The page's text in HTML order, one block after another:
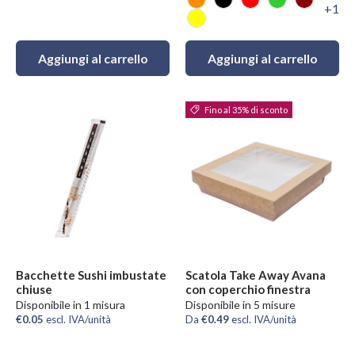
Aggiungi al carrello
Arancio Verde Mela
Giallo
+1
Aggiungi al carrello
Bacchette Sushi imbustate
chiuse
Disponibile in 1 misura
€0.05 escl. IVA/unità
Fino al 35% di sconto
Scatola Take Away Avana
con coperchio finestra
Disponibile in 5 misure
Da €0.49escl. IVA/unità